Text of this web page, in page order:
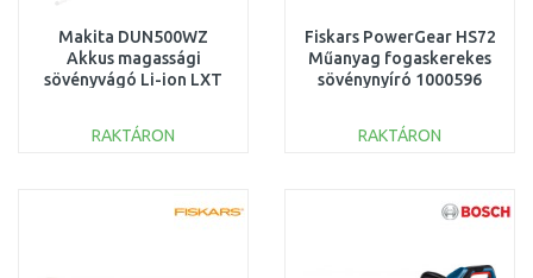
Makita DUN500WZ
Akkus magassági
sövényvágó Li-ion LXT
RAKTÁRON
Összehasonlítás
Fiskars PowerGear HS72
Műanyag fogaskerekes
sövénynyíró 1000596
RAKTÁRON
Összehasonlítás